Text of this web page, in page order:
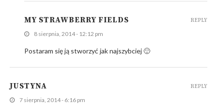
MY STRAWBERRY FIELDS
8 sierpnia, 2014 - 12:12 pm
Postaram się ją stworzyć jak najszybciej 🙂
REPLY
JUSTYNA
7 sierpnia, 2014 - 6:16 pm
REPLY